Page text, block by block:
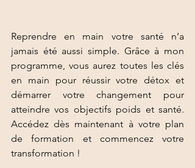
Reprendre en main votre santé n’a
jamais été aussi simple. Grâce à mon
programme, vous aurez toutes les clés
en main pour réussir votre détox et
démarrer votre changement pour
atteindre vos objectifs poids et santé.
Accédez dès maintenant à votre plan
de formation et commencez votre
transformation !